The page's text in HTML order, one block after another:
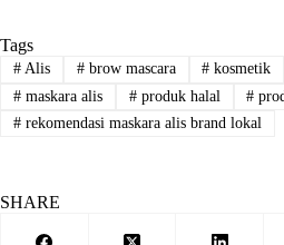
Tags
#Alis #brow mascara # kosmetik
#maskara alis #produk halal #
#rekomendasi maskara alis brand lokal
SHARE